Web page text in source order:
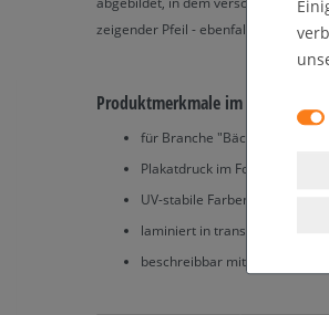
zeigender Pfeil - ebenfalls auf rotem
Produktmerkmale im Überblick:
für Branche "Bäckerei /
Plakatdruck im Format DIN A1
UV-stabile Farben für
laminiert in transparentem PVC
beschreibbar mit